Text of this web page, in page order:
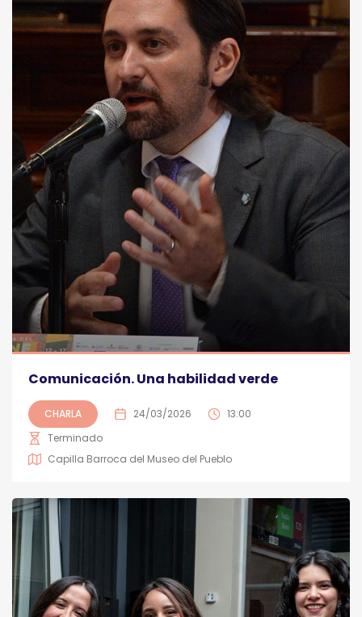
Comunicación. Una habilidad verde
CHARLA 24/03/2026
13:00
Terminado
Capilla Barroca del Museo del Pueblo